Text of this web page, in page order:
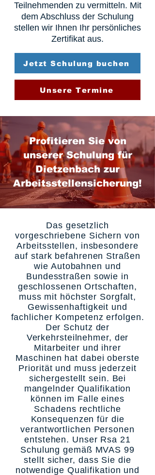
Teilnehmenden zu vermitteln. Mit
dem Abschluss der Schulung
stellen wir Ihnen Ihr persönliches
Zertifikat aus.
Jetzt Schulung buchen
Unsere Termine
Profitieren Sie von
unserer Schulung für
Dietzenbach zur
Arbeitsstellensicherung!
Das gesetzlich
vorgeschriebene Sichern von
Arbeitsstellen, insbesondere
auf stark befahrenen Straßen
wie Autobahnen und
Bundesstraßen sowie in
geschlossenen Ortschaften,
muss mit höchster Sorgfalt,
Gewissenhaftigkeit und
fachlicher Kompetenz erfolgen.
Der Schutz der
Verkehrsteilnehmer, der
Mitarbeiter und ihrer
Maschinen hat dabei oberste
Priorität und muss jederzeit
sichergestellt sein. Bei
mangelnder Qualifikation
können im Falle eines
Schadens rechtliche
Konsequenzen für die
verantwortlichen Personen
entstehen. Unser Rsa 21
Schulung gemäß MVAS 99
stellt sicher, dass Sie die
notwendige Qualifikation und